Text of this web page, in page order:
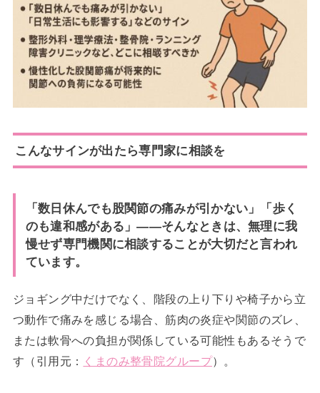
こんなサインが出たら専門家に相談を
「数日休んでも股関節の痛みが引かない」「歩く
のも違和感がある」――そんなときは、無理に我
慢せず専門機関に相談することが大切だと言われ
ています。
ジョギング中だけでなく、階段の上り下りや椅子から立
つ動作で痛みを感じる場合、筋肉の炎症や関節のズレ、
または軟骨への負担が関係している可能性もあるそうで
す（引用元：
くまのみ整骨院グループ）。